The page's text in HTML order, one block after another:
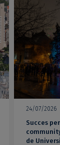
24/07/2026
Succes
de